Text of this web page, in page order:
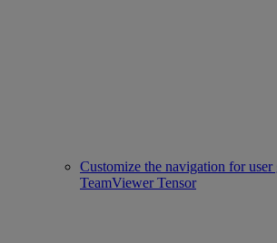
Customize the navigation for user
TeamViewer Tensor